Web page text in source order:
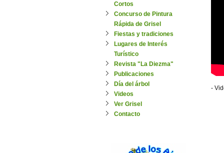
Cortos
Concurso de Pintura
Rápida de Grisel
Fiestas y tradiciones
Lugares de Interés
Turístico
Revista "La Diezma"
Publicaciones
Día del árbol
Videos
Ver Grisel
Contacto
-